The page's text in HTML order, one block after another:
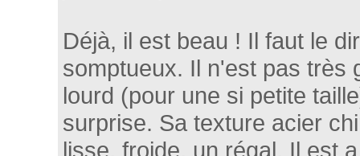
Déjà, il est beau ! Il faut le
somptueux. Il n'est pas très
lourd (pour une si petite
surprise. Sa texture acier
lisse, froide, un régal. Il est